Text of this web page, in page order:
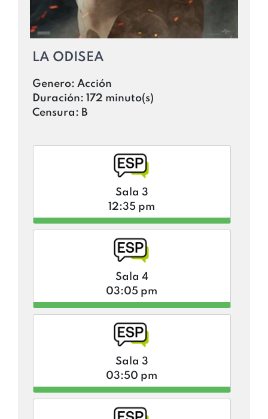
LA ODISEA
Genero: Acción
Duración: 172 minuto(s)
Censura: B
Sala 3
12:35 pm
Sala 4
03:05 pm
Sala 3
03:50 pm